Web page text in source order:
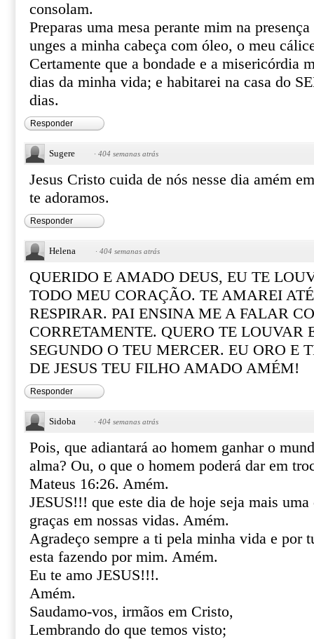
consolam.
Preparas uma mesa perante mim na
unges a minha cabeça com óleo, o meu
Certamente que a bondade e a misericórdia
dias da minha vida; e habitarei na casa do
dias.
Responder
Sugere · 404 semanas atrás
Jesus Cristo cuida de nós nesse dia amém
te adoramos.
Responder
Helena · 404 semanas atrás
QUERIDO E AMADO DEUS, EU TE
TODO MEU CORAÇÃO. TE AMAREI
RESPIRAR. PAI ENSINA ME A FALAR
CORRETAMENTE. QUERO TE LOUVAR
SEGUNDO O TEU MERCER. EU ORO E
DE JESUS TEU FILHO AMADO AMÉM!
Responder
Sidoba · 404 semanas atrás
Pois, que adiantará ao homem ganhar o
alma? Ou, o que o homem poderá dar em
Mateus 16:26. Amém.
JESUS!!! que este dia de hoje seja mais uma
graças em nossas vidas. Amém.
Agradeço sempre a ti pela minha vida e por
esta fazendo por mim. Amém.
Eu te amo JESUS!!!.
Amém.
Saudamo-vos, irmãos em Cristo,
Lembrando do que temos visto;